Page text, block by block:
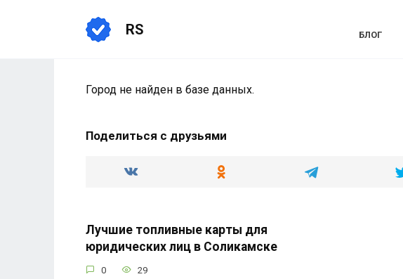
RS БЛОГ
Город не найден в базе данных.
Поделиться с друзьями
Лучшие топливные карты для
юридических лиц в Соликамске
0 29